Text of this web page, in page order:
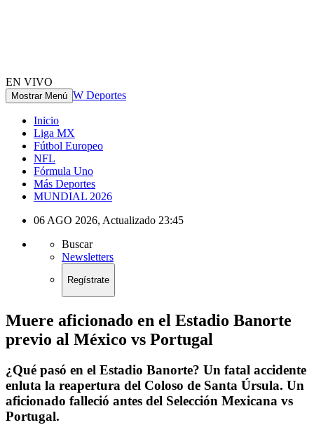
EN VIVO
Mostrar Menú W Deportes
Inicio
Liga MX
Fútbol Europeo
NFL
Fórmula Uno
Más Deportes
MUNDIAL 2026
06 AGO 2026, Actualizado 23:45
Buscar
Newsletters
Regístrate
Muere aficionado en el Estadio Banorte
previo al México vs Portugal
¿Qué pasó en el Estadio Banorte? Un fatal accidente
enluta la reapertura del Coloso de Santa Úrsula. Un
aficionado falleció antes del Selección Mexicana vs
Portugal.